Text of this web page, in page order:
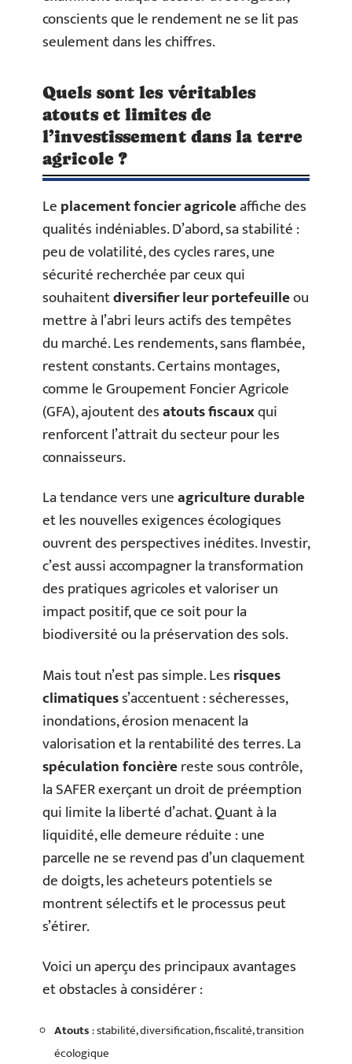
conscients que le rendement ne se lit pas
seulement dans les chiffres.
Quels sont les véritables
atouts et limites de
l’investissement dans la terre
agricole ?
Leplacement foncier agricoleaffiche des
qualités indéniables. D’abord, sa stabilité :
peu de volatilité, des cycles rares, une
sécurité recherchée par ceux qui
souhaitentdiversifier leur portefeuilleou
mettre à l’abri leurs actifs des tempêtes
du marché. Les rendements, sans flambée,
restent constants. Certains montages,
comme le Groupement Foncier Agricole
(GFA), ajoutent desatouts fiscauxqui
renforcent l’attrait du secteur pour les
connaisseurs.
La tendance vers uneagriculture durable
et les nouvelles exigences écologiques
ouvrent des perspectives inédites. Investir,
c’est aussi accompagner la transformation
des pratiques agricoles et valoriser un
impact positif, que ce soit pour la
biodiversité ou la préservation des sols.
Mais tout n’est pas simple. Lesrisques
climatiquess’accentuent : sécheresses,
inondations, érosion menacent la
valorisation et la rentabilité des terres. La
spéculation foncièrereste sous contrôle,
la SAFER exerçant un droit de préemption
qui limite la liberté d’achat. Quant à la
liquidité, elle demeure réduite : une
parcelle ne se revend pas d’un claquement
de doigts, les acheteurs potentiels se
montrent sélectifs et le processus peut
s’étirer.
Voici un aperçu des principaux avantages
et obstacles à considérer :
Atouts: stabilité, diversification, fiscalité, transition
écologique